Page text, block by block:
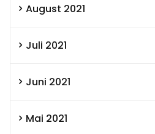
August 2021
Juli 2021
Juni 2021
Mai 2021